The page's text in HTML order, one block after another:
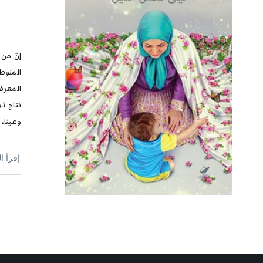
إنّ من
نتاج
إقرأ